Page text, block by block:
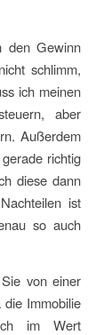
den Gewinn
schlimm,
ich meinen
aber
Außerdem
richtig
diese dann
ist
so auch
von einer
Immobilie
im Wert